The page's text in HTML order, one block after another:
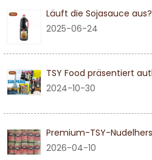
Läuft die Sojasauce aus?
2025-06-24
2024-10-30
2026-04-10